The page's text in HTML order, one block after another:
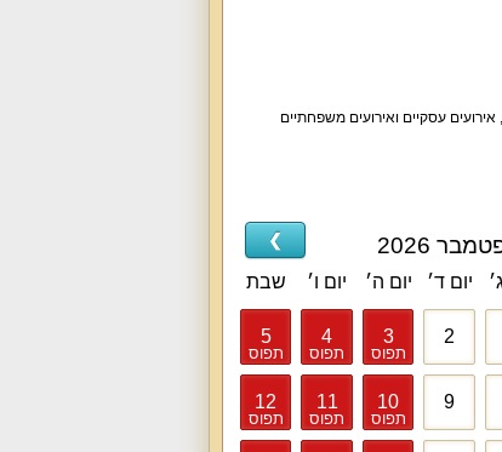
, אירועים עסקיים ואירועים משפחתיים
2026
יום ד׳ יום ה׳ יום ו׳ שבת
2
3
תפוס
4
תפוס
5
תפוס
9
10
תפוס
11
תפוס
12
תפוס
❯